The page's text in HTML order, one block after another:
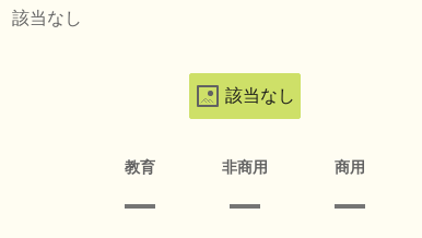
該当なし
該当なし
教育 非商用 商用